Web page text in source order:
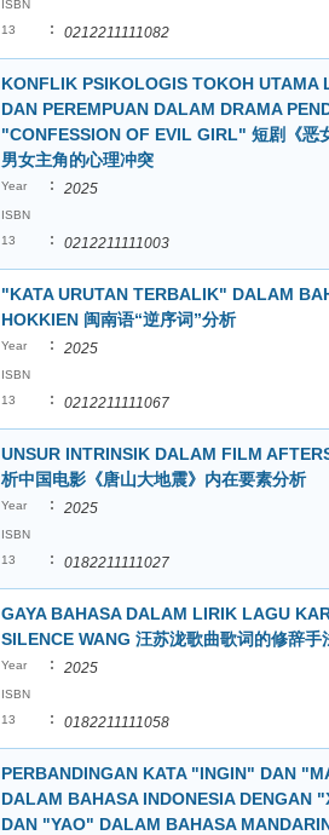
ISBN
13
: 0212211111082
KONFLIK PSIKOLOGIS TOKOH UTAMA
DAN PEREMPUAN DALAM DRAMA
"CONFESSION OF EVIL GIRL" 短剧《恶
男女主角的心理冲突
Year : 2025
ISBN
13
: 0212211111003
"KATA URUTAN TERBALIK" DALAM
HOKKIEN 闽南语“逆序词”分析
Year : 2025
ISBN
13
: 0212211111067
UNSUR INTRINSIK DALAM FILM
析中国电影《唐山大地震》内在要素分析
Year : 2025
ISBN
13
: 0182211111027
GAYA BAHASA DALAM LIRIK LAGU
SILENCE WANG 汪苏泷歌曲歌词的修辞手
Year : 2025
ISBN
13
: 0182211111058
PERBANDINGAN KATA "INGIN" DAN
DALAM BAHASA INDONESIA DENGAN
DAN "YAO" DALAM BAHASA